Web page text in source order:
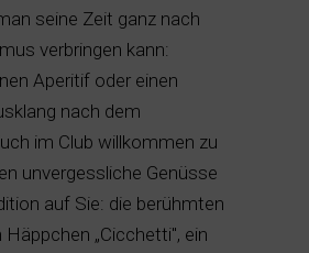
seine Zeit ganz nach
verbringen kann:
Aperitif oder einen
nach dem
im Club willkommen zu
unvergessliche Genüsse
auf Sie: die berühmten
„Cicchetti", ein